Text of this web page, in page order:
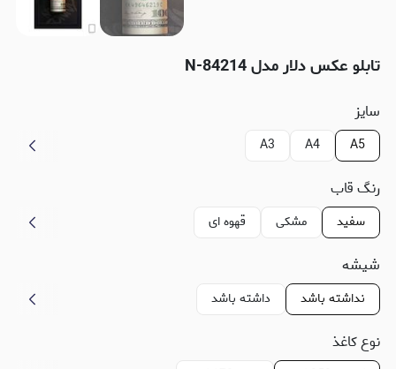
تابلو عکس دلار مدل N-84214
سایز
A5
A4
A3
رنگ قاب
سفید مشکی قهوه ای
شیشه
نداشته باشد داشته باشد
نوع کاغذ